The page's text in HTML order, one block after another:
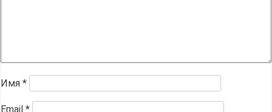
Имя *
Email *